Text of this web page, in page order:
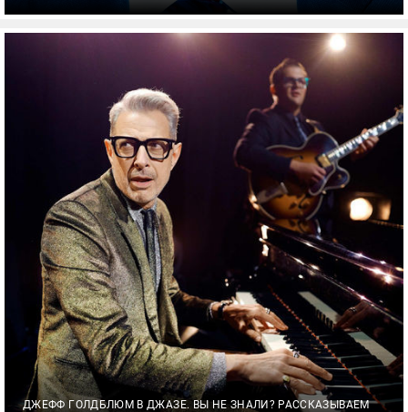
ДЖЕФФ ГОЛДБЛЮМ В ДЖАЗЕ. ВЫ НЕ ЗНАЛИ? РАССКАЗЫВАЕМ